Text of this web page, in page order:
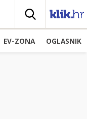
EV-ZONA OGLASNIK